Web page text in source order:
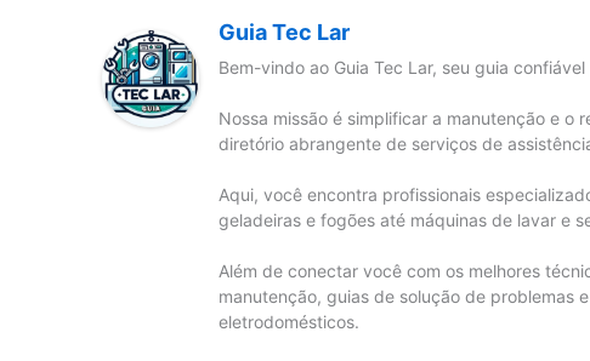
Guia Tec Lar
Bem-vindo ao Guia Tec Lar, seu guia
Nossa missão é simplificar a manutenção e o
diretório abrangente de serviços de
Aqui, você encontra profissionais
geladeiras e fogões até máquinas de lavar e
Além de conectar você com os melhores
manutenção, guias de solução de problemas
eletrodomésticos.